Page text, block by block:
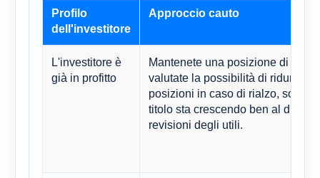
Profilo
dell'investitore
Approccio cauto
L'investitore è
già in profitto
Mantenete una posizione di
valutate la possibilità di ridurre le
posizioni in caso di rialzo,
titolo sta crescendo ben al di
revisioni degli utili.